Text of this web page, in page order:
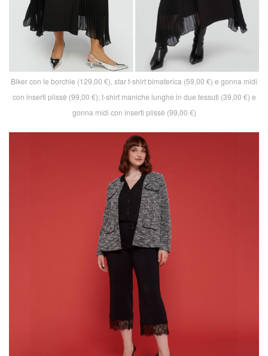
Biker con le borchie (129,00 €), star t-shirt bimaterica (59,00 €) e gonna midi
con inserti plissè (99,00 €); t-shirt maniche lunghe in due tessuti (39,00 €) e
gonna midi con inserti plissè (99,00 €)